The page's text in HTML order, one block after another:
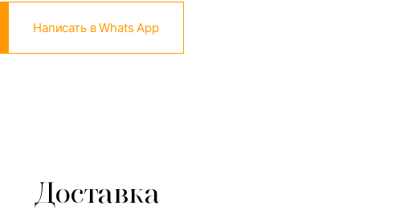
Написать в Whats App
Доставка